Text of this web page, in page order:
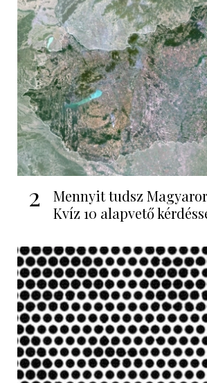
2
Mennyit tudsz
Kvíz 10 alapvető